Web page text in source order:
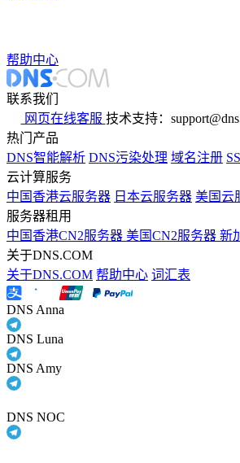
帮助中心
联系我们
网页在线客服 技术支持：
热门产品
DNS智能解析 DNS污染处理 域名注册
云计算服务
中国香港云服务器 日本云服务器 美国云
服务器租用
中国香港CN2服务器 美国CN2服务器 新
关于DNS.COM
关于DNS.COM 帮助中心 词汇表
DNS Anna
DNS Luna
DNS Amy
DNS NOC